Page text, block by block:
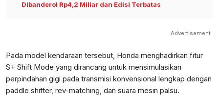
Dibanderol Rp4,2 Miliar dan Edisi Terbatas
Advertisement
Pada model kendaraan tersebut, Honda menghadirkan fitur
S+ Shift Mode yang dirancang untuk mensimulasikan
perpindahan gigi pada transmisi konvensional lengkap dengan
paddle shifter, rev-matching, dan suara mesin palsu.